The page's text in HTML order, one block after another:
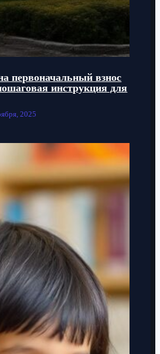
первоначальный взнос
инструкция для
2025